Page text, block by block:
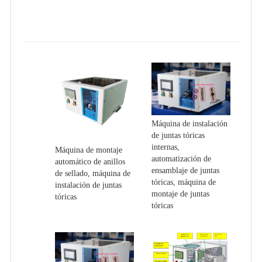
Máquina de montaje
automático de anillos
de sellado, máquina de
instalación de juntas
tóricas
Máquina de instalación
de juntas tóricas
internas,
automatización de
ensamblaje de juntas
tóricas, máquina de
montaje de juntas
tóricas